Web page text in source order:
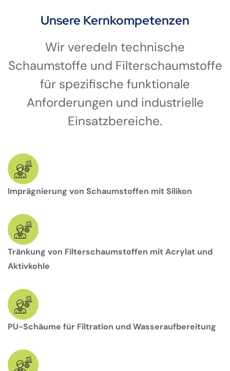
Unsere Kernkompetenzen
Wir veredeln technische
Schaumstoffe und Filterschaumstoffe
für spezifische funktionale
Anforderungen und industrielle
Einsatzbereiche.
Imprägnierung von Schaumstoffen mit Silikon
Tränkung von Filterschaumstoffen mit Acrylat und
Aktivkohle
PU-Schäume für Filtration und Wasseraufbereitung